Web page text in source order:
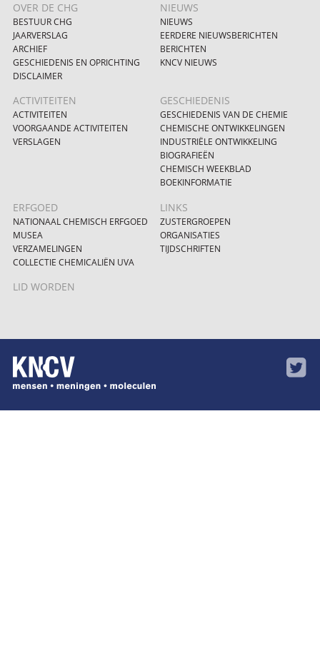
OVER DE CHG
BESTUUR CHG
JAARVERSLAG
ARCHIEF
GESCHIEDENIS EN OPRICHTING
DISCLAIMER
NIEUWS
NIEUWS
EERDERE NIEUWSBERICHTEN
BERICHTEN
KNCV NIEUWS
ACTIVITEITEN
ACTIVITEITEN
VOORGAANDE ACTIVITEITEN
VERSLAGEN
GESCHIEDENIS
GESCHIEDENIS VAN DE CHEMIE
CHEMISCHE ONTWIKKELINGEN
INDUSTRIËLE ONTWIKKELING
BIOGRAFIEËN
CHEMISCH WEEKBLAD
BOEKINFORMATIE
ERFGOED
NATIONAAL CHEMISCH ERFGOED
MUSEA
VERZAMELINGEN
COLLECTIE CHEMICALIËN UVA
LINKS
ZUSTERGROEPEN
ORGANISATIES
TIJDSCHRIFTEN
LID WORDEN